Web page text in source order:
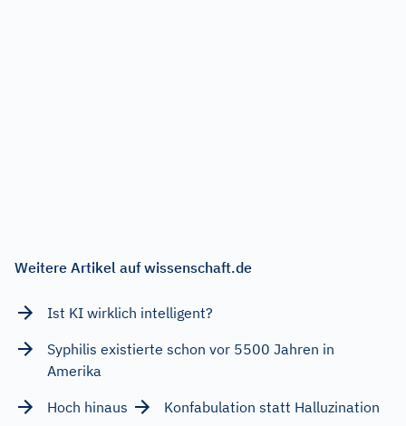
Weitere Artikel auf wissenschaft.de
Ist KI wirklich intelligent?
Syphilis existierte schon vor 5500 Jahren in
Amerika
Hoch hinaus
Konfabulation statt Halluzination